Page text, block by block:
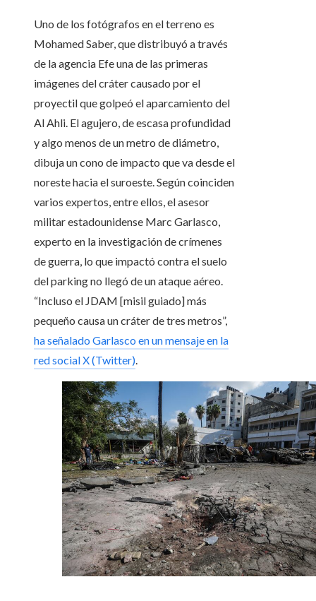
Uno de los fotógrafos en el terreno es
Mohamed Saber, que distribuyó a través
de la agencia Efe una de las primeras
imágenes del cráter causado por el
proyectil que golpeó el aparcamiento del
Al Ahli. El agujero, de escasa profundidad
y algo menos de un metro de diámetro,
dibuja un cono de impacto que va desde el
noreste hacia el suroeste. Según coinciden
varios expertos, entre ellos, el asesor
militar estadounidense Marc Garlasco,
experto en la investigación de crímenes
de guerra, lo que impactó contra el suelo
del parking no llegó de un ataque aéreo.
“Incluso el JDAM [misil guiado] más
pequeño causa un cráter de tres metros”,
ha señalado Garlasco en un mensaje en la
red social X (Twitter)